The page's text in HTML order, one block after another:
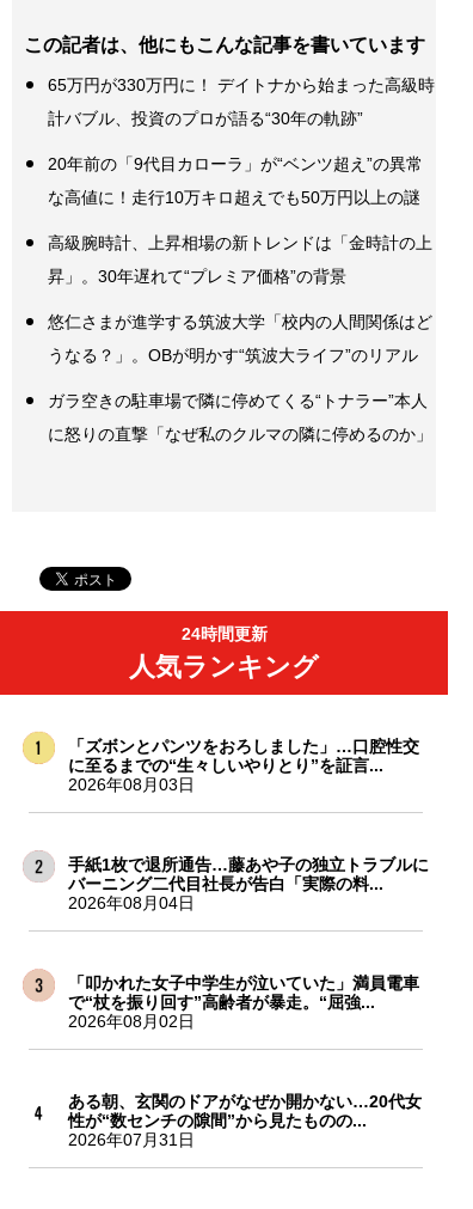
この記者は、他にもこんな記事を書いています
65万円が330万円に！ デイトナから始まった高級時
計バブル、投資のプロが語る“30年の軌跡”
20年前の「9代目カローラ」が“ベンツ超え”の異常
な高値に！走行10万キロ超えでも50万円以上の謎
高級腕時計、上昇相場の新トレンドは「金時計の上
昇」。30年遅れて“プレミア価格”の背景
悠仁さまが進学する筑波大学「校内の人間関係はど
うなる？」。OBが明かす“筑波大ライフ”のリアル
ガラ空きの駐車場で隣に停めてくる“トナラー”本人
に怒りの直撃「なぜ私のクルマの隣に停めるのか」
24時間更新
人気ランキング
「ズボンとパンツをおろしました」…口腔性交
に至るまでの“生々しいやりとり”を証言...
2026年08月03日
手紙1枚で退所通告…藤あや子の独立トラブルに
バーニング二代目社長が告白「実際の料...
2026年08月04日
「叩かれた女子中学生が泣いていた」満員電車
で“杖を振り回す”高齢者が暴走。“屈強...
2026年08月02日
ある朝、玄関のドアがなぜか開かない…20代女
性が“数センチの隙間”から見たものの...
2026年07月31日